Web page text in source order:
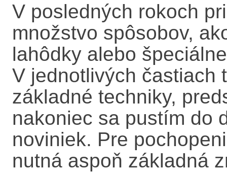
V posledných rokoch
množstvo spôsobov,
lahôdky alebo
V jednotlivých častiach
základné techniky,
nakoniec sa pustím do
noviniek. Pre
nutná aspoň základná